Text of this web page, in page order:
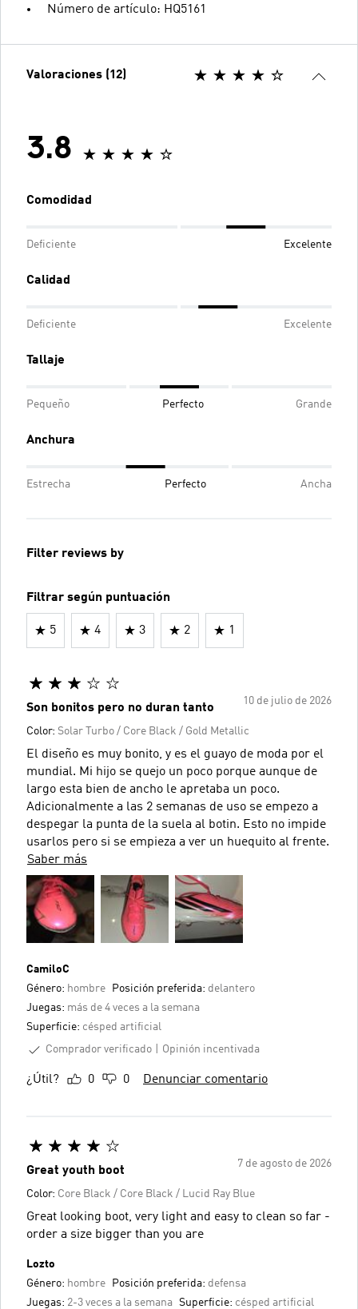
Número de artículo: HQ5161
Valoraciones (12)
3.8
Comodidad
Deficiente Excelente
Calidad
Deficiente Excelente
Tallaje
Pequeño Perfecto Grande
Anchura
Estrecha Perfecto Ancha
Filter reviews by
Filtrar según puntuación
5 4 3 2 1
10 de julio de 2026
Son bonitos pero no duran tanto
Color: Solar Turbo / Core Black / Gold Metallic
El diseño es muy bonito, y es el guayo de moda por el
mundial. Mi hijo se quejo un poco porque aunque de
largo esta bien de ancho le apretaba un poco.
Adicionalmente a las 2 semanas de uso se empezo a
despegar la punta de la suela al botin. Esto no impide
usarlos pero si se empieza a ver un huequito al frente.
Saber más
CamiloC
Género: hombre Posición preferida: delantero
Juegas: más de 4 veces a la semana
Superficie: césped artificial
Comprador verificado
Opinión incentivada
¿Útil? 0 0 Denunciar comentario
7 de agosto de 2026
Great youth boot
Color: Core Black / Core Black / Lucid Ray Blue
Great looking boot, very light and easy to clean so far -
order a size bigger than you are
Lozto
Género: hombre Posición preferida: defensa
Juegas: 2-3 veces a la semana Superficie: césped artificial